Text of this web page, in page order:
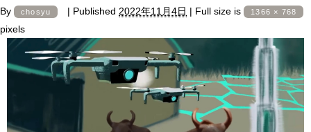
By
chosyu | Published 2022年11月4日 | Full size is 1366 × 768
pixels